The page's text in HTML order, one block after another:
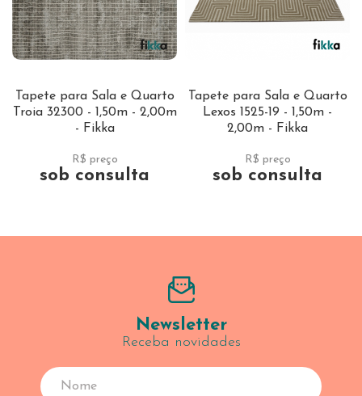
Tapete para Sala e Quarto
Troia 32300 - 1,50m - 2,00m
- Fikka
R$ preço
sob consulta
Tapete para Sala e Quarto
Lexos 1525-19 - 1,50m -
2,00m - Fikka
R$ preço
sob consulta
Newsletter
Receba novidades